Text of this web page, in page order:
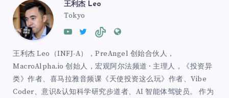
王利杰 Leo
Tokyo
王利杰 Leo（INFJ-A），PreAngel 创始合伙人，
MacroAlpha.io 创始人，宏观阿尔法频道 · 主理人，《投资异
类》作者、喜马拉雅音频课《天使投资这么玩》作者、Vibe
Coder、意识&认知科学研究步道者、AI 智能体驾驶员。 作为